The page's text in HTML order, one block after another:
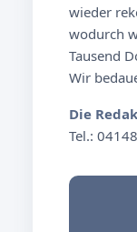
wieder
wodurch
Tausend
Wir
Die
Tel.: